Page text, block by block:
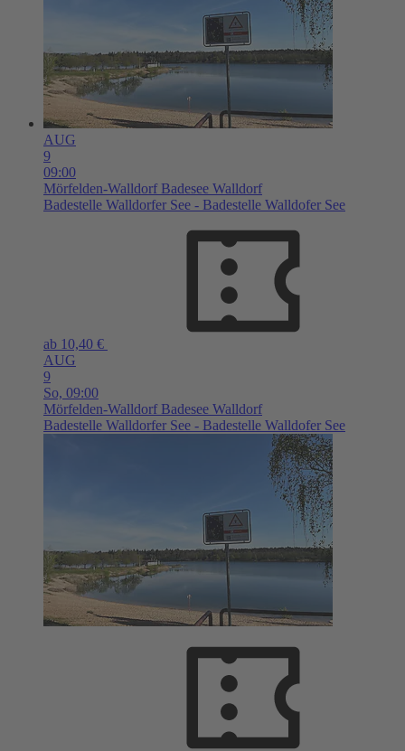
AUG
9
09:00
Mörfelden-Walldorf Badesee Walldorf
Badestelle Walldorfer See - Badestelle Walldofer See
ab 10,40 €
AUG
9
So, 09:00
Mörfelden-Walldorf Badesee Walldorf
Badestelle Walldorfer See - Badestelle Walldofer See